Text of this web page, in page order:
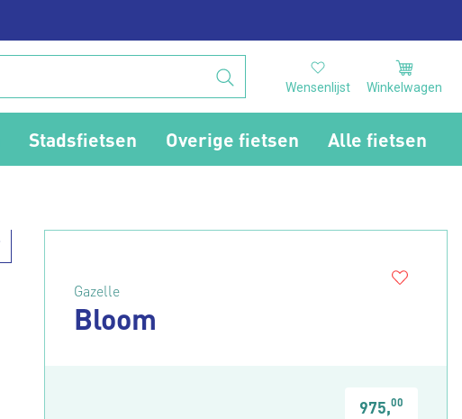
Wensenlijst Winkelwagen
Stadsfietsen Overige fietsen Alle fietsen
Gazelle
Bloom
975,00